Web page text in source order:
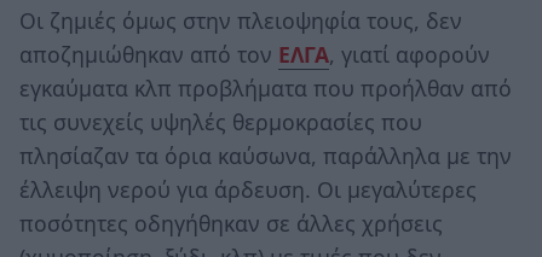
Οι ζημιές όμως στην πλειοψηφία τους, δεν
αποζημιώθηκαν από τον ΕΛΓΑ, γιατί αφορούν
εγκαύματα κλπ προβλήματα που προήλθαν από
τις συνεχείς υψηλές θερμοκρασίες που
πλησίαζαν τα όρια καύσωνα, παράλληλα με την
έλλειψη νερού για άρδευση. Οι μεγαλύτερες
ποσότητες οδηγήθηκαν σε άλλες χρήσεις